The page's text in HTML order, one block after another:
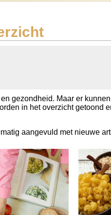
gezondheid. Maar er
in het overzicht getoond
aangevuld met nieuwe